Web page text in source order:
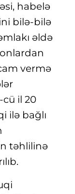
habelə
bilə-bilə
əldə
vermə
il 20
ilə bağlı
təhlilinə